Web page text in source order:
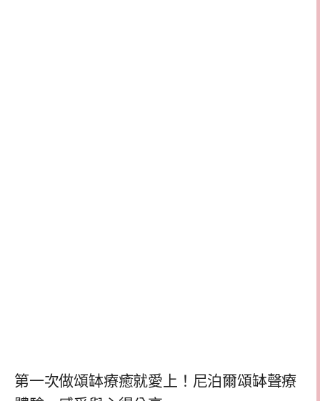
第一次做頌缽療癒就愛上！尼泊爾頌缽聲療